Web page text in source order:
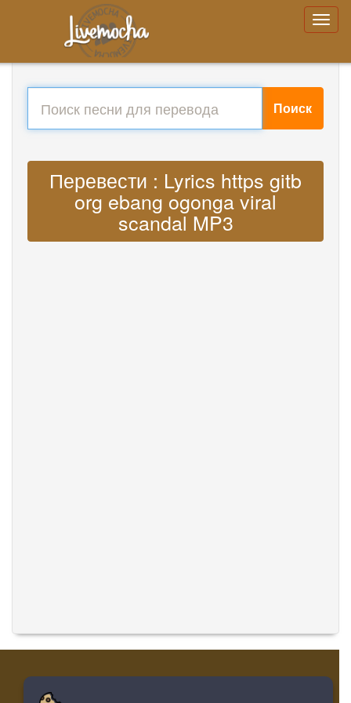
Поиск
Перевести : Lyrics https gitb
org ebang ogonga viral
scandal MP3